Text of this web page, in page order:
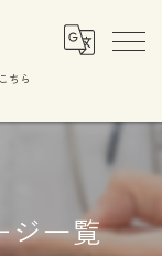
ちら
ジ一覧